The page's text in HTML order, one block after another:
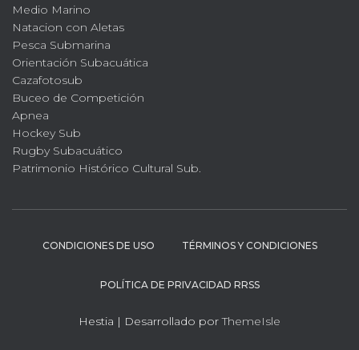
Medio Marino
Natacion con Aletas
Pesca Submarina
Orientación Subacuática
Cazafotosub
Buceo de Competición
Apnea
Hockey Sub
Rugby Subacuático
Patrimonio Histórico Cultural Sub.
CONDICIONES DE USO TÉRMINOS Y CONDICIONES
POLÍTICA DE PRIVACIDAD RRSS
Hestia | Desarrollado porThemeIsle